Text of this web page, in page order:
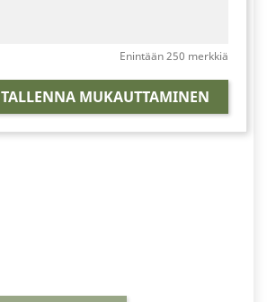
Enintään 250 merkkiä
TALLENNA MUKAUTTAMINEN